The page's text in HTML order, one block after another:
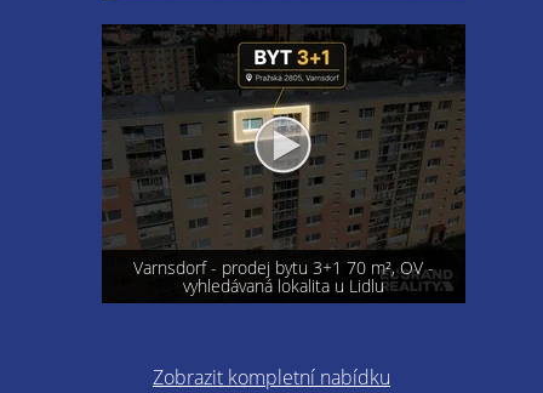
Varnsdorf - prodej bytu 3+1 70 m², OV -
vyhledávaná lokalita u Lidlu
Zobrazit kompletní nabídku